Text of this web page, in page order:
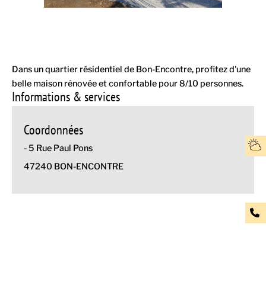
Dans un quartier résidentiel de Bon-Encontre, profitez d'une
belle maison rénovée et confortable pour 8/10 personnes.
Informations & services
Coordonnées
- 5 Rue Paul Pons
47240 BON-ENCONTRE